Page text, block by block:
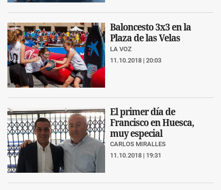
Baloncesto 3x3 en la
Plaza de las Velas
LA VOZ
11.10.2018 | 20:03
El primer día de
Francisco en Huesca,
muy especial
CARLOS MIRALLES
11.10.2018 | 19:31